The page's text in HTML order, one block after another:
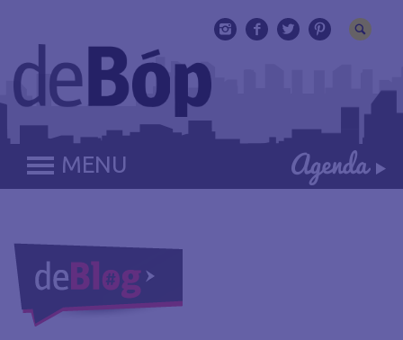
MENU